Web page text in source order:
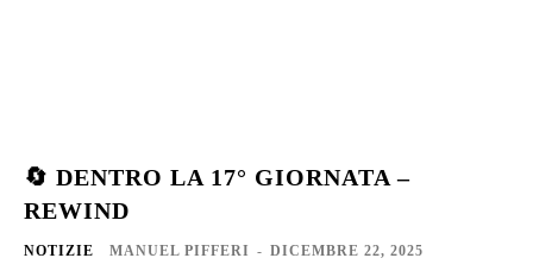
🔄 DENTRO LA 17° GIORNATA –
REWIND
NOTIZIE MANUEL PIFFERI - DICEMBRE 22, 2025